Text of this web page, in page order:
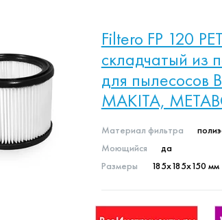
Filtero FP 120
складчатый из
для пылесосов
MAKITA,
Материал фильтра
Моющийся
да
Размеры
185х185х150 мм